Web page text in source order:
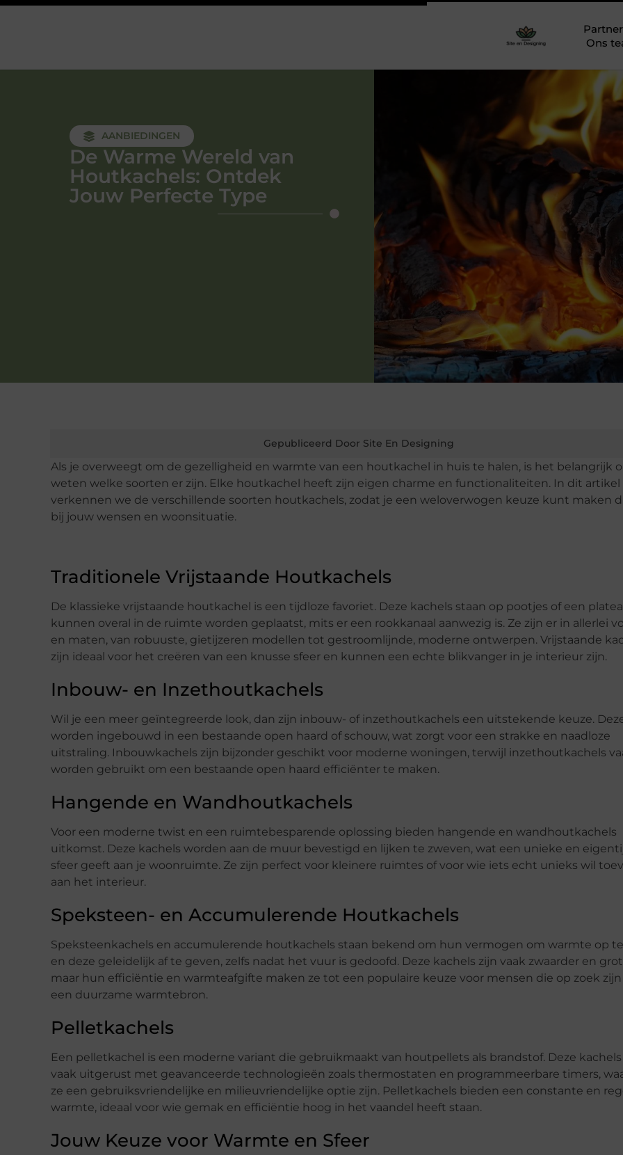
Ons
AANBIEDINGEN
De Warme Wereld van
Houtkachels: Ontdek
Jouw Perfecte Type
Gepubliceerd Door Site En Designing
Als je overweegt om de gezelligheid en warmte van een houtkachel in huis te halen, is het belangrijk
weten welke soorten er zijn. Elke houtkachel heeft zijn eigen charme en functionaliteiten. In dit artikel
verkennen we de verschillende soorten houtkachels, zodat je een weloverwogen keuze kunt maken
bij jouw wensen en woonsituatie.
Traditionele Vrijstaande Houtkachels
De klassieke vrijstaande houtkachel is een tijdloze favoriet. Deze kachels staan op pootjes of een
kunnen overal in de ruimte worden geplaatst, mits er een rookkanaal aanwezig is. Ze zijn er in allerlei
en maten, van robuuste, gietijzeren modellen tot gestroomlijnde, moderne ontwerpen. Vrijstaande
zijn ideaal voor het creëren van een knusse sfeer en kunnen een echte blikvanger in je interieur zijn.
Inbouw- en Inzethoutkachels
Wil je een meer geïntegreerde look, dan zijn inbouw- of inzethoutkachels een uitstekende keuze.
worden ingebouwd in een bestaande open haard of schouw, wat zorgt voor een strakke en naadloze
uitstraling. Inbouwkachels zijn bijzonder geschikt voor moderne woningen, terwijl inzethoutkachels
worden gebruikt om een bestaande open haard efficiënter te maken.
Hangende en Wandhoutkachels
Voor een moderne twist en een ruimtebesparende oplossing bieden hangende en wandhoutkachels
uitkomst. Deze kachels worden aan de muur bevestigd en lijken te zweven, wat een unieke en
sfeer geeft aan je woonruimte. Ze zijn perfect voor kleinere ruimtes of voor wie iets echt unieks wil
aan het interieur.
Speksteen- en Accumulerende Houtkachels
Speksteenkachels en accumulerende houtkachels staan bekend om hun vermogen om warmte op
en deze geleidelijk af te geven, zelfs nadat het vuur is gedoofd. Deze kachels zijn vaak zwaarder en
maar hun efficiëntie en warmteafgifte maken ze tot een populaire keuze voor mensen die op zoek zijn
een duurzame warmtebron.
Pelletkachels
Een pelletkachel is een moderne variant die gebruikmaakt van houtpellets als brandstof. Deze
vaak uitgerust met geavanceerde technologieën zoals thermostaten en programmeerbare timers,
ze een gebruiksvriendelijke en milieuvriendelijke optie zijn. Pelletkachels bieden een constante en
warmte, ideaal voor wie gemak en efficiëntie hoog in het vaandel heeft staan.
Jouw Keuze voor Warmte en Sfeer